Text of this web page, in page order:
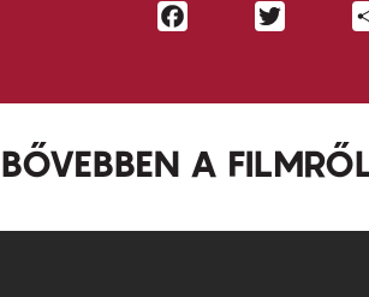
Facebook
BŐVEBBEN A